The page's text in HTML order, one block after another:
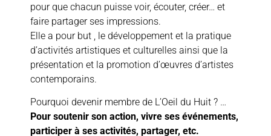
pour que chacun puisse voir, écouter, créer… et
faire partager ses impressions.
Elle a pour but , le développement et la pratique
d’activités artistiques et culturelles ainsi que la
présentation et la promotion d’œuvres d’artistes
contemporains.
Pourquoi devenir membre de L’Oeil du Huit ? …
Pour soutenir son action, vivre ses événements,
participer à ses activités, partager, etc.